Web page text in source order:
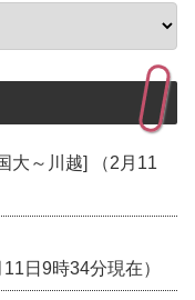
大～川越] （2月11
日9時34分現在）